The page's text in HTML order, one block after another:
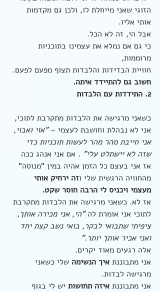
הזוגי שאני מייחלת לו, ולכן גם מקדמות
אותי אליו.
אבל הי, זה לא הכל.
כי גם אם נמלא את עצמינו בתוכניות
מרוממות,
חוויית הבדידות והלבדות תצוף מפעם לפעם.
חשוב גם להתיידד איתה.
2. התידדות עם הלבדות
כשאני מרגישה את הלבדות מתקרבת לתוכי,
אני לא נבהלת וחושבת לעצמי – "אוי ואבוי,
אני חייבת מהר מהר לעשות תוכניות כדי
שזה לא יישתלט עלי" . אם אני אנהג ככה
אז אני בעצם כל הזמן אהיה במין "מנוסה"
מהחוויה הרגשית שלי וזה ירחיק אותי
מעצמי ויכניס לי הרבה חוסר שקט.
אז לא. כשאני מרגישה את הלבדות מתקרבת
לתוכי אני אומרת לה "הי, אני מכירה אותך,
ציפיתי שתבואי לבקר, בואי נשב קצת יחד
ואני אכיר אותך יותר."
אלה רגעים מאוד יקרים.
אני מתבוננת איך הנשימה שלי כשאני
מרגישה לבדות.
אני מתבוננת איזה תחושות יש לי בגוף